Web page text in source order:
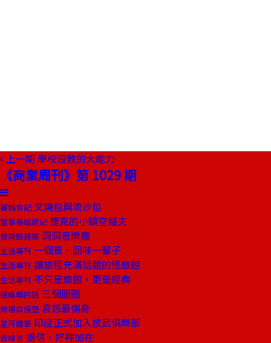
上一期 學校沒教的大能力
《商業周刊》第 1029 期
饕姊食記 叉燒包與流沙包
董事長嬉遊記 捷克的小鎮空羅夫
發現酷建築 洞洞音樂廳
生活專刊 一個景，回味一輩子
生活專刊 讓旅程充滿話題的怪旅館
生活專刊 不只是旅館，更是經典
總編輯的話 三個圈圈
商場自慢塾 哀怨最傷身
星河隨筆 印度正式加入核武俱樂部
去梯言 退信，好裡加在